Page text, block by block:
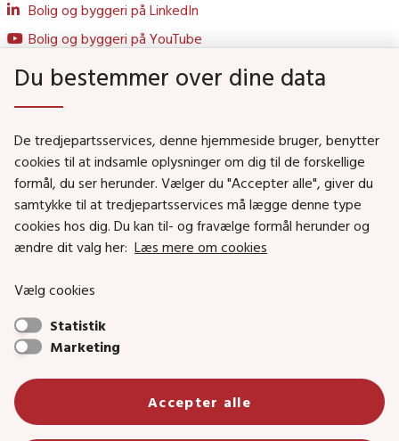
Bolig og byggeri på LinkedIn
Bolig og byggeri på YouTube
Social- og Boligministeriet
Job i Social- og Boligstyrelsen
Puljer og tilskud
Nyhedsbreve
Social- og Boligstyrelsens nyheder som RSS feed
Social- og Boligstyrelsen • Tlf.: 72 42 37 00 •
sikkermail• EAN-nr.: 5798000354838 • CVR-nr.:
26144698
Du bestemmer over dine data
De tredjepartsservices, denne hjemmeside bruger, benytter
cookies til at indsamle oplysninger om dig til de forskellige
formål, du ser herunder. Vælger du "Accepter alle", giver du
samtykke til at tredjepartsservices må lægge denne type
cookies hos dig. Du kan til- og fravælge formål herunder og
ændre dit valg her: Læs mere om cookies
Vælg cookies
Statistik
Marketing
Accepter alle